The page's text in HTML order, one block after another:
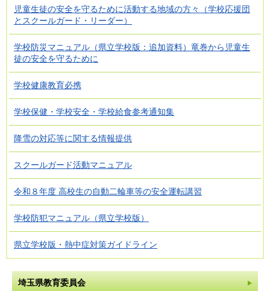
児童生徒の安全を守るために活動する地域の方々（学校応援団
とスクールガード・リーダー）
学校防災マニュアル（県立学校版：追加資料）竜巻から児童生
徒の安全を守るために
学校健康教育必携
学校保健・学校安全・学校給食参考通知集
降雪の対応等に関する情報提供
スクールガード活動マニュアル
令和８年度 高校生の自動二輪車等の安全運転講習
学校防犯マニュアル（県立学校版）
県立学校版・熱中症対策ガイドライン
埼玉県教育委員会